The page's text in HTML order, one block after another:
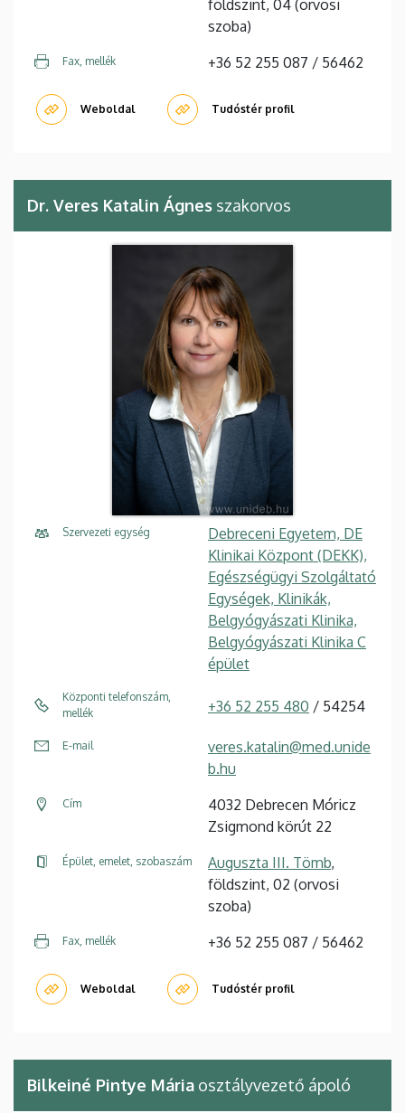
földszint, 04 (orvosi
szoba)
Fax, mellék +36 52 255 087 / 56462
Weboldal Tudóstér profil
Dr. Veres Katalin Ágnes szakorvos
Szervezeti egység
Debreceni Egyetem, DE
Klinikai Központ (DEKK),
Egészségügyi Szolgáltató
Egységek, Klinikák,
Belgyógyászati Klinika,
Belgyógyászati Klinika C
épület
Központi telefonszám,
mellék
+36 52 255 480 / 54254
E-mail
veres.katalin@med.unide
b.hu
Cím
4032 Debrecen Móricz
Zsigmond körút 22
Épület, emelet, szobaszám Auguszta III. Tömb,
földszint, 02 (orvosi
szoba)
Fax, mellék +36 52 255 087 / 56462
Weboldal Tudóstér profil
Bilkeiné Pintye Mária osztályvezető ápoló